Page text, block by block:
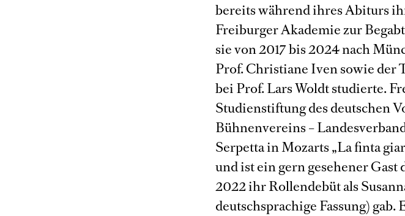
bereits während ihres Abiturs
Freiburger Akademie zur
sie von 2017 bis 2024 nach
Prof. Christiane Iven sowie der
bei Prof. Lars Woldt studierte.
Studienstiftung des deutschen
Bühnenvereins –
Serpetta in Mozarts „La finta
und ist ein gern gesehener
2022 ihr Rollendebüt als
deutschsprachige Fassung)